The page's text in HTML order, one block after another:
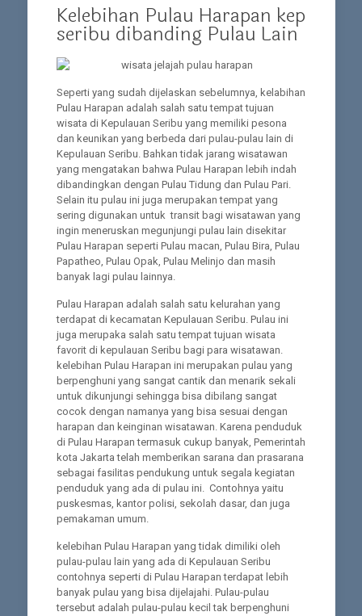
Kelebihan Pulau Harapan kep
seribu dibanding Pulau Lain
Seperti yang sudah dijelaskan sebelumnya, kelabihan
Pulau Harapan adalah salah satu tempat tujuan
wisata di Kepulauan Seribu yang memiliki pesona
dan keunikan yang berbeda dari pulau-pulau lain di
Kepulauan Seribu. Bahkan tidak jarang wisatawan
yang mengatakan bahwa Pulau Harapan lebih indah
dibandingkan dengan Pulau Tidung dan Pulau Pari.
Selain itu pulau ini juga merupakan tempat yang
sering digunakan untuk transit bagi wisatawan yang
ingin meneruskan megunjungi pulau lain disekitar
Pulau Harapan seperti Pulau macan, Pulau Bira, Pulau
Papatheo, Pulau Opak, Pulau Melinjo dan masih
banyak lagi pulau lainnya.
Pulau Harapan adalah salah satu kelurahan yang
terdapat di kecamatan Kepulauan Seribu. Pulau ini
juga merupaka salah satu tempat tujuan wisata
favorit di kepulauan Seribu bagi para wisatawan.
kelebihan Pulau Harapan ini merupakan pulau yang
berpenghuni yang sangat cantik dan menarik sekali
untuk dikunjungi sehingga bisa dibilang sangat
cocok dengan namanya yang bisa sesuai dengan
harapan dan keinginan wisatawan. Karena penduduk
di Pulau Harapan termasuk cukup banyak, Pemerintah
kota Jakarta telah memberikan sarana dan prasarana
sebagai fasilitas pendukung untuk segala kegiatan
penduduk yang ada di pulau ini. Contohnya yaitu
puskesmas, kantor polisi, sekolah dasar, dan juga
pemakaman umum.
kelebihan Pulau Harapan yang tidak dimiliki oleh
pulau-pulau lain yang ada di Kepulauan Seribu
contohnya seperti di Pulau Harapan terdapat lebih
banyak pulau yang bisa dijelajahi. Pulau-pulau
tersebut adalah pulau-pulau kecil tak berpenghuni